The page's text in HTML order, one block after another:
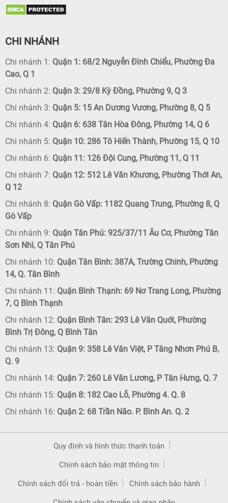
CHI NHÁNH
Chi nhánh 1: Quận 1: 68/2 Nguyễn Đình Chiểu, Phường Đa
Cao, Q 1
Chi nhánh 2: Quận 3: 29/8 Kỳ Đồng, Phường 9, Q 3
Chi nhánh 3: Quận 5: 15 An Dương Vương, Phường 8, Q 5
Chi nhánh 4: Quận 6: 638 Tân Hòa Đông, Phường 14, Q 6
Chi nhánh 5: Quận 10: 286 Tô Hiến Thành, Phường 15, Q 10
Chi nhánh 6: Quận 11: 126 Đội Cung, Phường 11, Q 11
Chi nhánh 7: Quận 12: 512 Lê Văn Khương, Phường Thới An,
Q 12
Chi nhánh 8: Quận Gò Vấp: 1182 Quang Trung, Phường 8, Q
Gò Vấp
Chi nhánh 9: Quận Tân Phú: 925/37/11 Âu Cơ, Phường Tân
Sơn Nhì, Q Tân Phú
Chi nhánh 10: Quận Tân Bình: 387A, Trường Chinh, Phường
14, Q. Tân Bình
Chi nhánh 11: Quận Bình Thạnh: 69 Nơ Trang Long, Phường
7, Q Bình Thạnh
Chi nhánh 12: Quận Bình Tân: 293 Lê Văn Quới, Phường
Bình Trị Đông, Q Bình Tân
Chi nhánh 13: Quận 9: 358 Lê Văn Việt, P Tăng Nhơn Phú B,
Q. 9
Chi nhánh 14: Quận 7: 260 Lê Văn Lương, P Tân Hưng, Q. 7
Chi nhánh 15: Quận 8: 182 Cao Lỗ, Phường 4. Q. 8
Chi nhánh 16: Quận 2: 68 Trần Não. P. Bình An. Q. 2
Quy định và hình thức thanh toán
Chính sách bảo mật thông tin
Chính sách đổi trả - hoàn tiền Chính sách bảo hành